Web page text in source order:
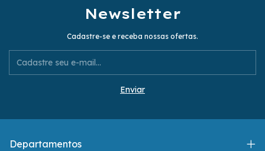
Newsletter
Cadastre-se e receba nossas ofertas.
Departamentos